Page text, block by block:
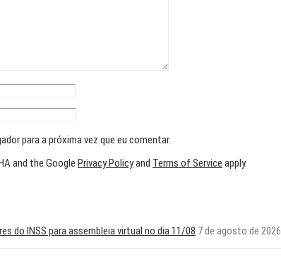
para a próxima vez que eu comentar.
and the Google Privacy Policyand Terms of Service apply.
do INSS para assembleia virtual no dia 11/08 7 de agosto de 2026